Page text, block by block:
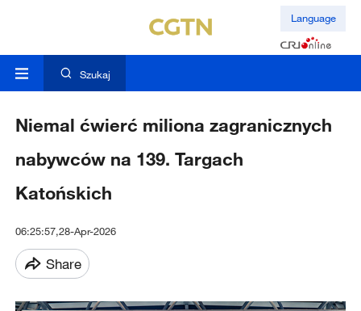
Language
Szukaj
Niemal ćwierć miliona zagranicznych
nabywców na 139. Targach
Katońskich
06:25:57,28-Apr-2026
Share